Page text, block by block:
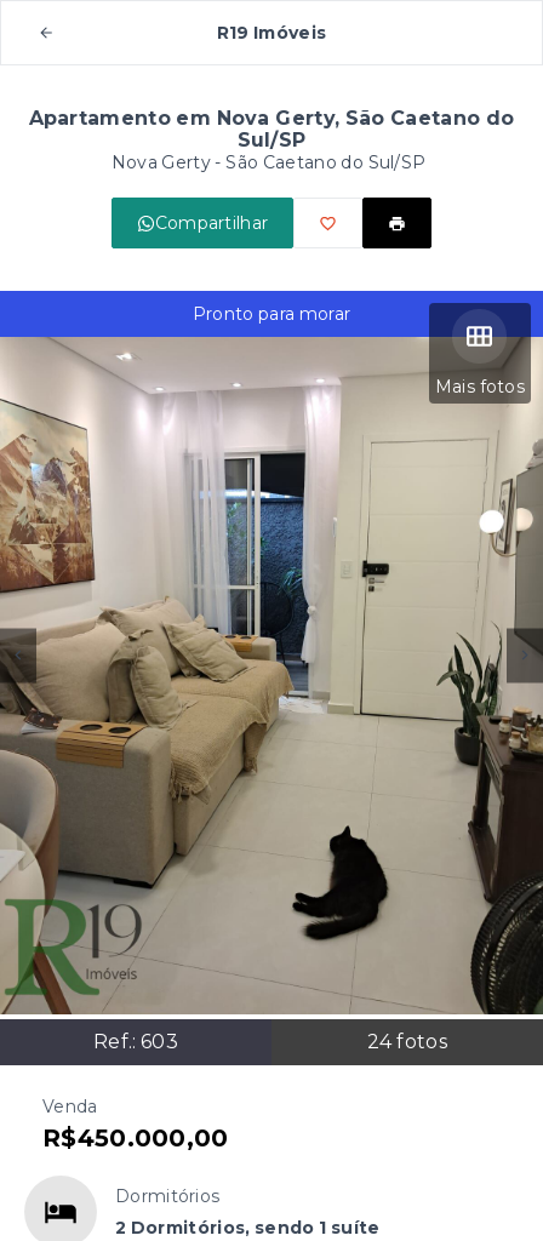
R19 Imóveis
Apartamento em Nova Gerty, São Caetano do
Sul/SP
Nova Gerty - São Caetano do Sul/SP
Compartilhar
Mais fotos
Ref.:603 24fotos
Pronto para morar
Venda
R$450.000,00
Dormitórios
2 Dormitórios, sendo 1 suíte